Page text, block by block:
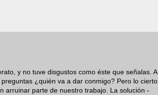
y no tuve disgustos como éste que señalas. A
¿quién va a dar conmigo? Pero lo cierto
arruinar parte de nuestro trabajo. La solución -